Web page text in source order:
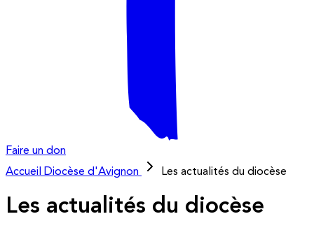
Faire un don
Accueil
Diocèse d'Avignon Les actualités du diocèse
Les actualités du diocèse